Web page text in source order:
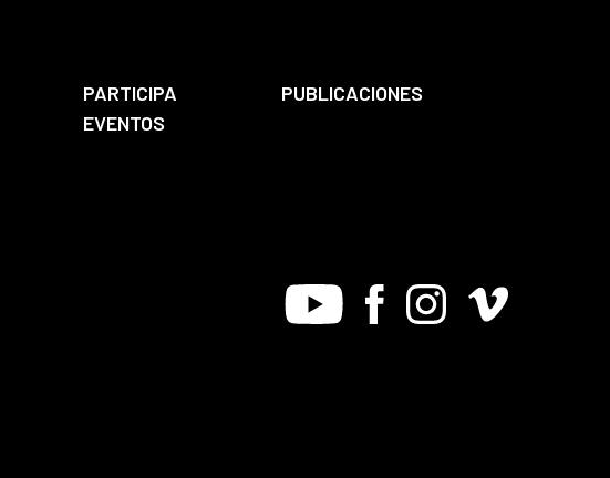
PARTICIPA
PUBLICACIONES
EVENTOS
Youtube FacebookInstagram
Vimeo